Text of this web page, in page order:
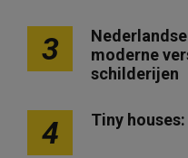
3
moderne
schilderijen
4 Tiny